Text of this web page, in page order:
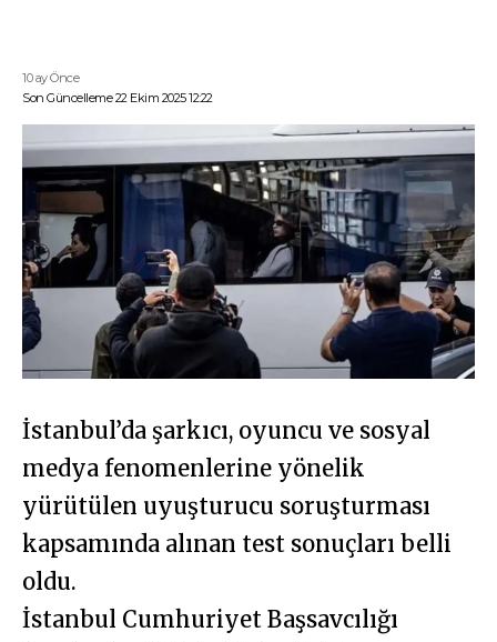
Son Güncelleme 22 Ekim 2025 12:22
10 ay Önce
İstanbul’da şarkıcı, oyuncu ve sosyal
medya fenomenlerine yönelik
yürütülen uyuşturucu soruşturması
kapsamında alınan test sonuçları belli
oldu.
İstanbul Cumhuriyet Başsavcılığı